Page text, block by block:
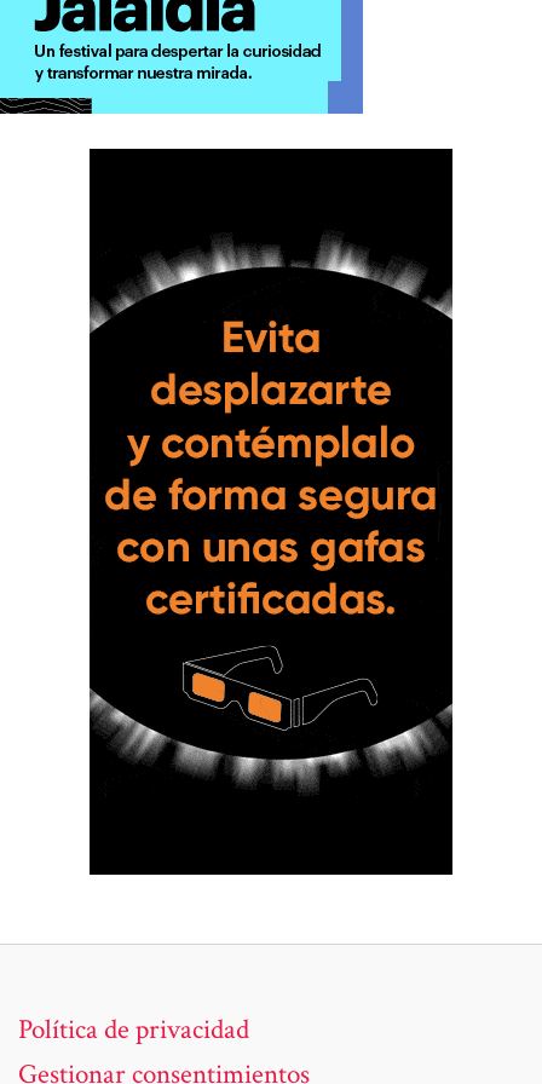
Política de privacidad
Gestionar consentimientos